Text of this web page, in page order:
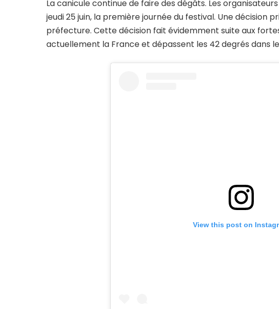
La canicule continue de faire des dégâts. Les
jeudi 25 juin, la première journée du festival. Une décision
préfecture. Cette décision fait évidemment suite aux
actuellement la France et dépassent les 42 degrés dans
View this post on